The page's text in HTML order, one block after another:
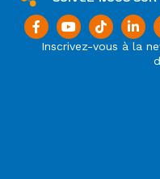
Inscrivez-vous à la